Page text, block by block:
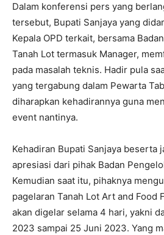
Dalam konferensi pers yang
tersebut, Bupati Sanjaya yang
Kepala OPD terkait, bersama
Tanah Lot termasuk Manager,
pada masalah teknis. Hadir pula
yang tergabung dalam Pewarta
diharapkan kehadirannya guna
event nantinya.
Kehadiran Bupati Sanjaya beserta
apresiasi dari pihak Badan
Kemudian saat itu, pihaknya
pagelaran Tanah Lot Art and Food
akan digelar selama 4 hari, yakni
2023 sampai 25 Juni 2023. Yang